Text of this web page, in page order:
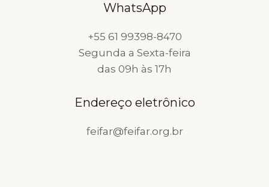
WhatsApp
+55 61 99398-8470
Segunda a Sexta-feira
das 09h às 17h
Endereço eletrônico
feifar@feifar.org.br